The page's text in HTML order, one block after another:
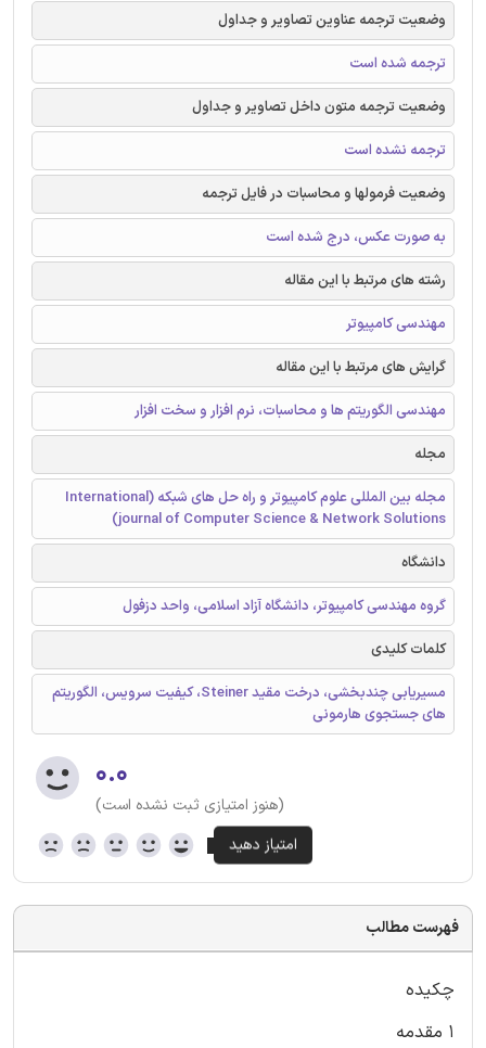
وضعیت ترجمه عناوین تصاویر و جداول
ترجمه شده است
وضعیت ترجمه متون داخل تصاویر و جداول
ترجمه نشده است
وضعیت فرمولها و محاسبات در فایل ترجمه
به صورت عکس، درج شده است
رشته های مرتبط با این مقاله
مهندسی کامپیوتر
گرایش های مرتبط با این مقاله
مهندسی الگوریتم ها و محاسبات، نرم افزار و سخت افزار
مجله
مجله بین المللی علوم کامپیوتر و راه حل های شبکه (International
journal of Computer Science & Network Solutions)
دانشگاه
گروه مهندسی کامپیوتر، دانشگاه آزاد اسلامی، واحد دزفول
کلمات کلیدی
مسیریابی چندبخشی، درخت مقید Steiner، کیفیت سرویس، الگوریتم
های جستجوی هارمونی
۰.۰
(هنوز امتیازی ثبت نشده است)
فهرست مطالب
چکیده
۱ مقدمه